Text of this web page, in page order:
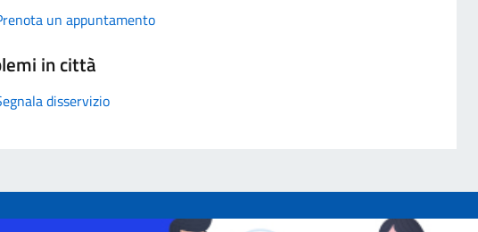
un appuntamento
in città
disservizio